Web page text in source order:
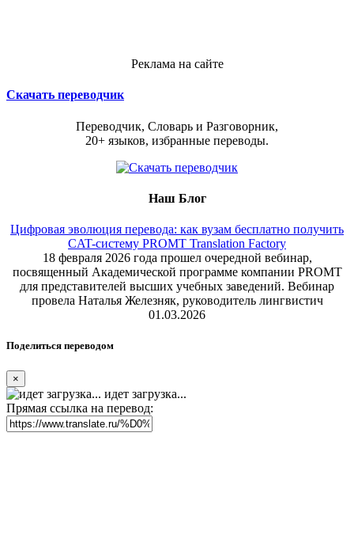
Реклама на сайте
Скачать переводчик
Переводчик, Словарь и Разговорник,
20+ языков, избранные переводы.
Наш Блог
Цифровая эволюция перевода: как вузам бесплатно получить
CAT-систему PROMT Translation Factory
18 февраля 2026 года прошел очередной вебинар,
посвященный Академической программе компании PROMT
для представителей высших учебных заведений. Вебинар
провела Наталья Железняк, руководитель лингвистич
01.03.2026
Поделиться переводом
×
идет загрузка...
Прямая ссылка на перевод: